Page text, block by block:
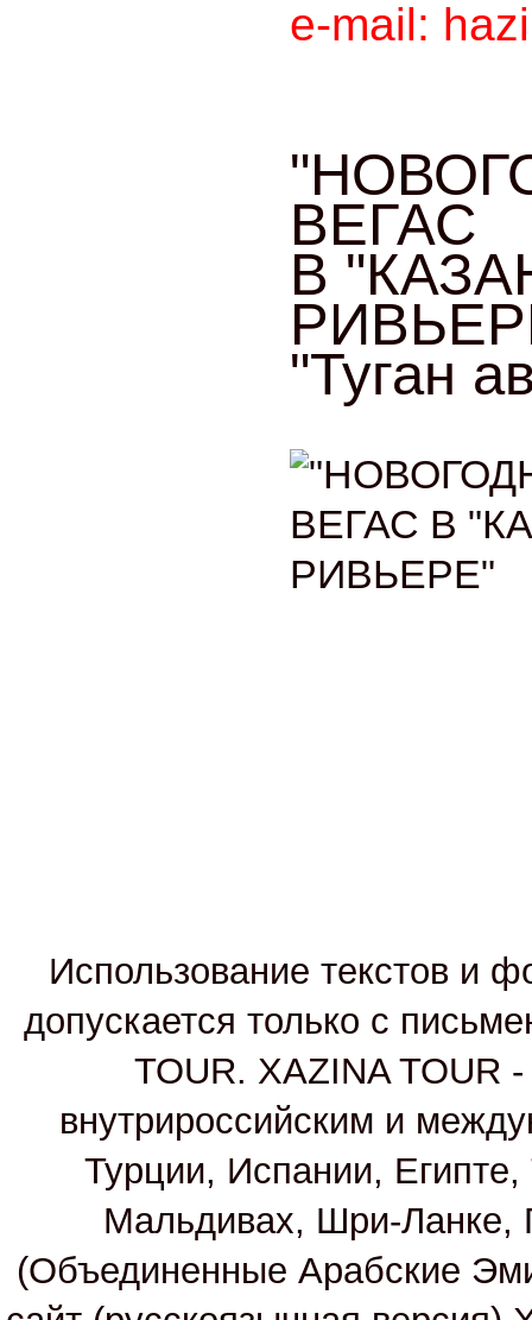
e-mail:
ВЕГАС
В
"Туган
Использование текстов и
допускается только с
TOUR. XAZINA TOUR -
внутрироссийским и
Турции, Испании,
Мальдивах, Шри-Ланке,
(Объединенные Арабские